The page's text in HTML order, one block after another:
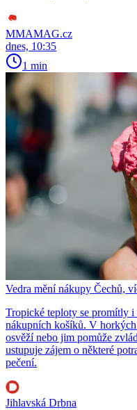
MMAMAG.cz
dnes, 10:35
1 min
Vedra mění nákupy Čechů,
Tropické teploty se promítly
nákupních košíků. V
osvěží nebo jim pomůže
ustupuje zájem o některé
pečení.
Jihlavská Drbna